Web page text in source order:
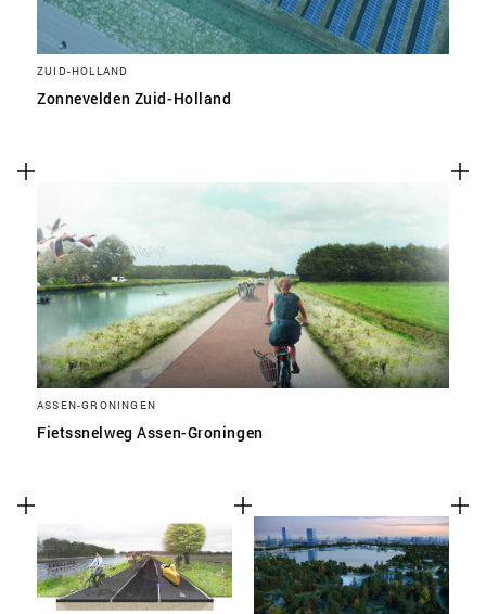
ZUID-HOLLAND
Zonnevelden Zuid-Holland
ASSEN-GRONINGEN
Fietssnelweg Assen-Groningen